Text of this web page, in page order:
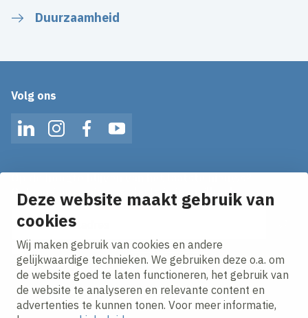
Deze website maakt gebruik van
cookies
Wij maken gebruik van cookies en andere
gelijkwaardige technieken. We gebruiken deze o.a. om
de website goed te laten functioneren, het gebruik van
de website te analyseren en relevante content en
advertenties te kunnen tonen. Voor meer informatie,
Duurzaamheid
Volg ons
LinkedInInstagramFacebookYouTube
Ontvang onze nieuws alerts in je mailbox!
E-mailadres
Ik ga akkoord met hetprivacy statement.